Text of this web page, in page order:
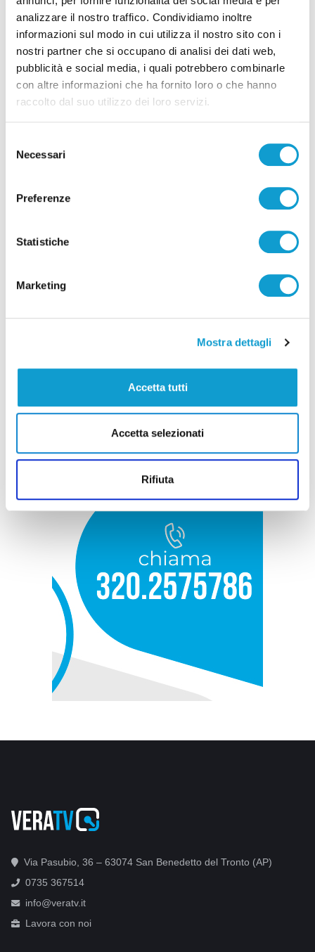
analizzare il nostro traffico. Condividiamo inoltre
informazioni sul modo in cui utilizza il nostro sito con i
nostri partner che si occupano di analisi dei dati web,
pubblicità e social media, i quali potrebbero combinarle
con altre informazioni che ha fornito loro o che hanno
raccolto dal suo utilizzo dei loro servizi.
delNecessari
Preferenze
Statistiche
Marketing
Mostra dettagli
Accetta tutti
Accetta selezionati
Rifiuta
Pubblicità
Via Pasubio, 36 – 63074 San Benedetto del Tronto (AP)
0735 367514
info@veratv.it
Lavora con noi